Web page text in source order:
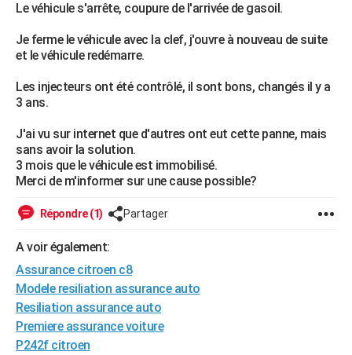
Forum
Aménagement intérieur
Extérieur
Cuisine
Salle de bains
Jardinage
Rangement
WEEK-END
Guides de France
Escapades
Patrimoine
Expositions
Musées
Week-end nature
+LIFESTYLE
Alimentation
Guide de la santé
Maladies
Médicaments
Sommeil
VOYAGE
Destinations
City break
Voyage nature
Voyage de noces
Forum
Climat
+
GUIDES D'ACHAT
BONS PLANS
CARTE DE VOEUX
Carte de Noël
Carte Bonne année
Carte Saint-Valentin
Carte Pâques
Carte d'anniversaire
DICTIONNAIRE
Dictionnaire
Biographies
Citations
Expressions
Proverbes
PROGRAMME TV
Le véhicule s'arrête, coupure de l'arrivée de gasoil.
Je ferme le véhicule avec la clef, j'ouvre à nouveau de suite
et le véhicule redémarre.
Les injecteurs ont été contrôlé, il sont bons, changés il y a
3 ans.
J'ai vu sur internet que d'autres ont eut cette panne, mais
sans avoir la solution.
3 mois que le véhicule est immobilisé.
Merci de m'informer sur une cause possible?
Répondre (1) Partager
A voir également:
Assurance citroen c8
Modele resiliation assurance auto
Resiliation assurance auto
Premiere assurance voiture
P242f citroen